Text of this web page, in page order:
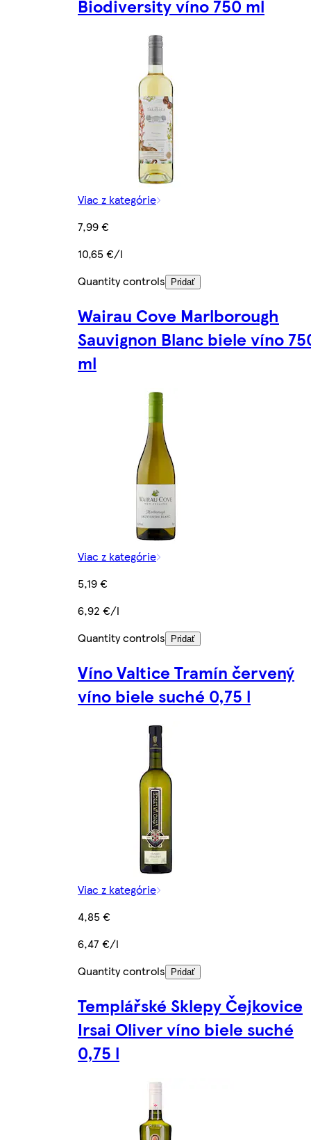
Biodiversity víno 750 ml
Viac z kategórie
7,99 €
10,65 €/l
Quantity controls
Pridať
Wairau Cove Marlborough
Sauvignon Blanc biele víno
ml
Viac z kategórie
5,19 €
6,92 €/l
Quantity controls
Pridať
Víno Valtice Tramín červený
víno biele suché 0,75 l
Viac z kategórie
4,85 €
6,47 €/l
Quantity controls
Pridať
Templářské Sklepy Čejkovice
Irsai Oliver víno biele suché
0,75 l